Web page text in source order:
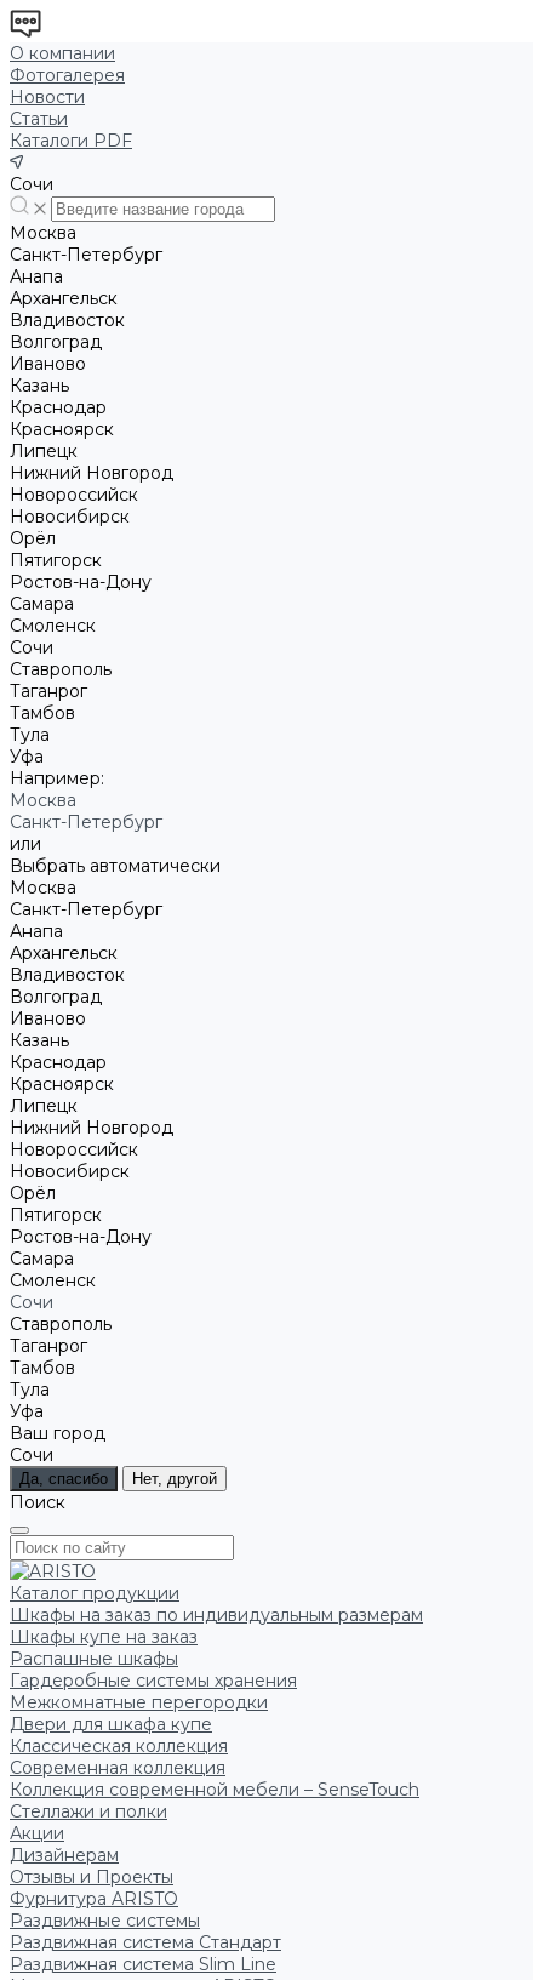
О компании
Фотогалерея
Новости
Статьи
Каталоги PDF
Сочи
Москва
Санкт-Петербург
Анапа
Архангельск
Владивосток
Волгоград
Иваново
Казань
Краснодар
Красноярск
Липецк
Нижний Новгород
Новороссийск
Новосибирск
Орёл
Пятигорск
Ростов-на-Дону
Самара
Смоленск
Сочи
Ставрополь
Таганрог
Тамбов
Тула
Уфа
Например:
Москва
Санкт-Петербург
или
Выбрать автоматически
Москва
Санкт-Петербург
Анапа
Архангельск
Владивосток
Волгоград
Иваново
Казань
Краснодар
Красноярск
Липецк
Нижний Новгород
Новороссийск
Новосибирск
Орёл
Пятигорск
Ростов-на-Дону
Самара
Смоленск
Сочи
Ставрополь
Таганрог
Тамбов
Тула
Уфа
Ваш город
Сочи
Да, спасибо Нет, другой
Поиск
Каталог продукции
Шкафы на заказ по индивидуальным размерам
Шкафы купе на заказ
Распашные шкафы
Гардеробные системы хранения
Межкомнатные перегородки
Двери для шкафа купе
Классическая коллекция
Современная коллекция
Коллекция современной мебели – SenseTouch
Стеллажи и полки
Акции
Дизайнерам
Отзывы и Проекты
Фурнитура ARISTO
Раздвижные системы
Раздвижная система Стандарт
Раздвижная система Slim Line